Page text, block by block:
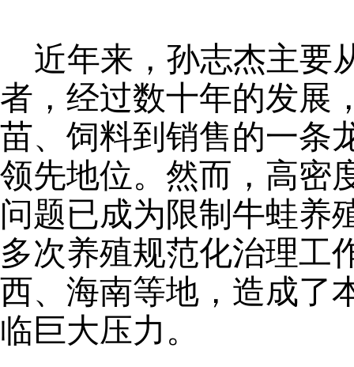
近年来，孙志杰主要
者，经过数十年的发展
苗、饲料到销售的一条
领先地位。然而，高密
问题已成为限制牛蛙养
多次养殖规范化治理工
西、海南等地，造成了
临巨大压力。